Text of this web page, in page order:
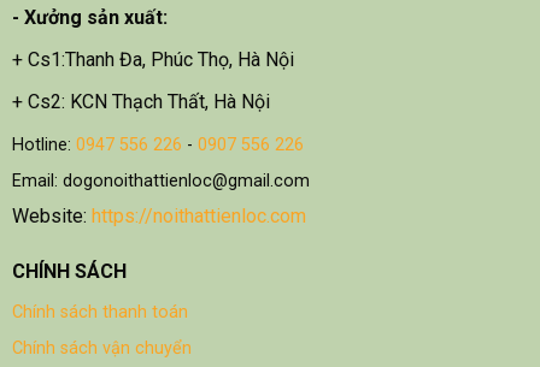
- Xưởng sản xuất:
+ Cs1:Thanh Đa, Phúc Thọ, Hà Nội
+ Cs2: KCN Thạch Thất, Hà Nội
Hotline: 0947 556 226 - 0907 556 226
Email: dogonoithattienloc@gmail.com
Website: https://noithattienloc.com
CHÍNH SÁCH
Chính sách thanh toán
Chính sách vận chuyển